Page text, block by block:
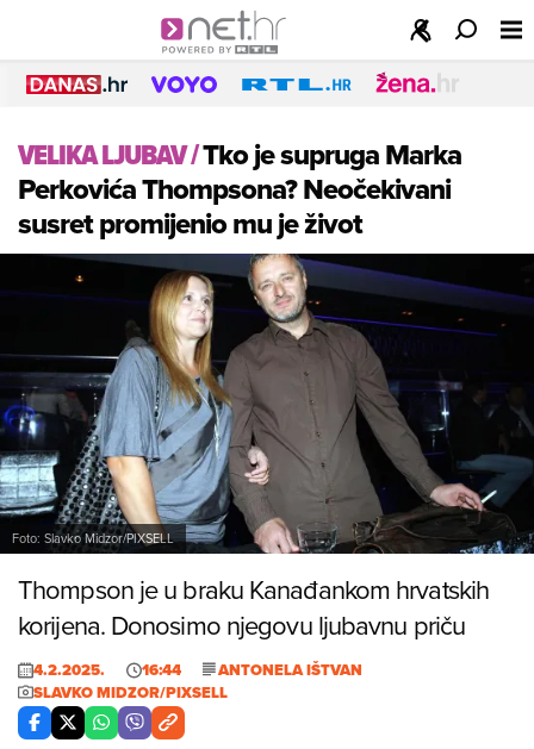
VELIKA LJUBAV/Tko je supruga Marka
Perkovića Thompsona? Neočekivani
susret promijenio mu je život
Foto: Slavko Midzor/PIXSELL
Thompson je u braku Kanađankom hrvatskih
korijena. Donosimo njegovu ljubavnu priču
4.2.2025. 16:44
ANTONELA IŠTVAN
SLAVKO MIDZOR/PIXSELL